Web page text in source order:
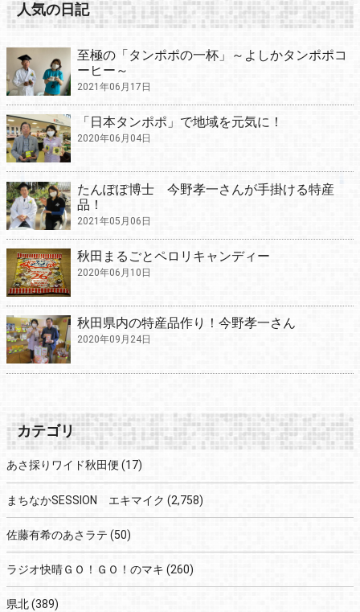
人気の日記
至極の「タンポポの一杯」～よしかタンポポコ
ーヒー～
2021年06月17日
「日本タンポポ」で地域を元気に！
2020年06月04日
たんぽぽ博士 今野孝一さんが手掛ける特産
品！
2021年05月06日
秋田まるごとペロリキャンディー
2020年06月10日
秋田県内の特産品作り！今野孝一さん
2020年09月24日
カテゴリ
あさ採りワイド秋田便 (17)
まちなかSESSION エキマイク (2,758)
佐藤有希のあさラテ (50)
ラジオ快晴ＧＯ！ＧＯ！のマキ (260)
県北(389)